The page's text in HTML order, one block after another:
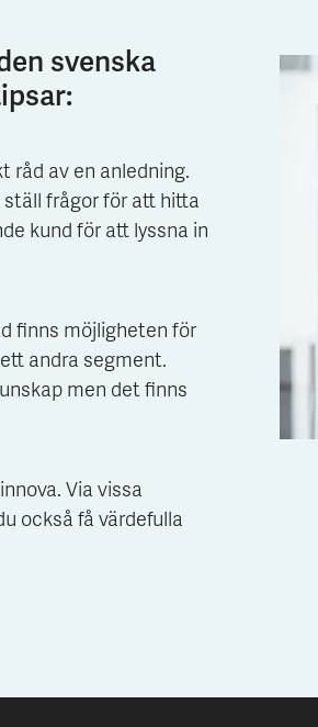
svenska
råd av en anledning.
ställ frågor för att hitta
kund för att lyssna in
finns möjligheten för
andra segment.
men det finns
Via vissa
också få värdefulla